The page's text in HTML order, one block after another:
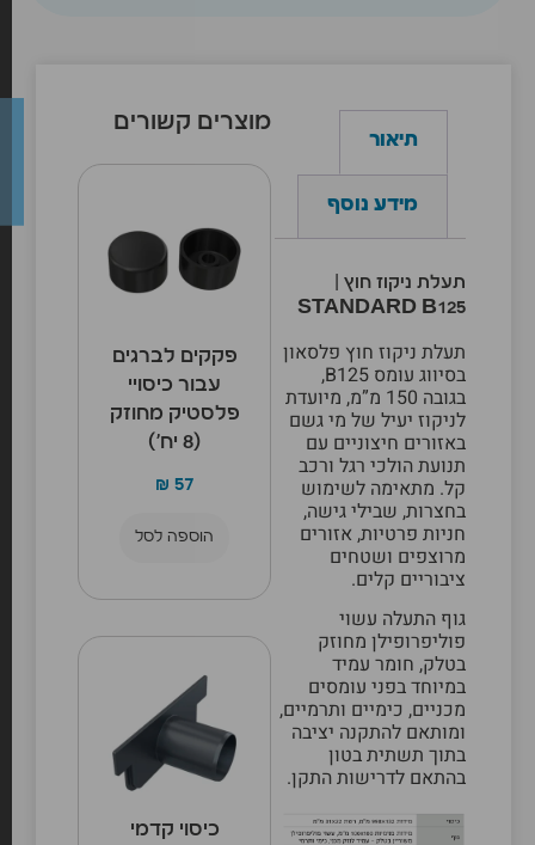
תיאור
מידע נוסף
תעלת ניקוז חוץ |
STANDARD B125
תעלת ניקוז חוץ פלסאון
בסיווג עומס B125,
בגובה 150 מ”מ, מיועדת
לניקוז יעיל של מי גשם
באזורים חיצוניים עם
תנועת הולכי רגל ורכב
קל. מתאימה לשימוש
בחצרות, שבילי גישה,
חניות פרטיות, אזורים
מרוצפים ושטחים
ציבוריים קלים.
גוף התעלה עשוי
פוליפרופילן מחוזק
בטלק, חומר עמיד
במיוחד בפני עומסים
מכניים, כימיים ותרמיים,
ומותאם להתקנה יציבה
בתוך תשתית בטון
בהתאם לדרישות התקן.
מוצרים קשורים
פקקים לברגים
עבור כיסויי
פלסטיק מחוזק
(8 יח’)
₪ 57
הוספה לסל
כיסוי קדמי